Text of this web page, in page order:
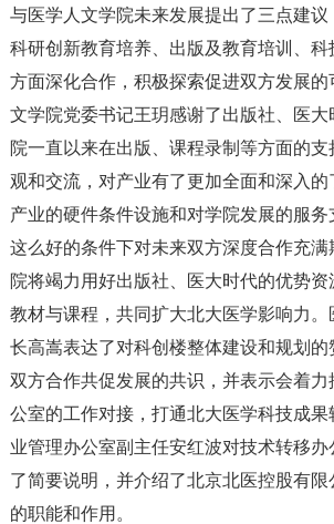
与医学人文学院未来发展提出了三点建议
科研创新教育培养、出版及教育培训、科
方面深化合作，积极探索促进双方发展的
文学院党委书记王玥感谢了出版社、医大
院一直以来在出版、课程录制等方面的
观和交流，对产业有了更加全面和深入的
产业的硬件条件设施和对学院发展的服
这么好的条件下对未来双方深度合作充满
院将竭力用好出版社、医大时代的优势
教材与课程，共同扩大北大医学影响力。
长高嵩表达了对科创楼整体建设和规划的
双方合作共促发展的共识，并表示会着
公室的工作对接，打通北大医学科技成
业管理办公室副主任安红波对技术转移
了简要说明，并介绍了北京北医控股有
的职能和作用。